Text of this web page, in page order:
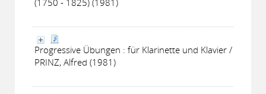
(1750 - 1825) (1981)
Progressive Übungen : für Klarinette und Klavier /
PRINZ, Alfred (1981)